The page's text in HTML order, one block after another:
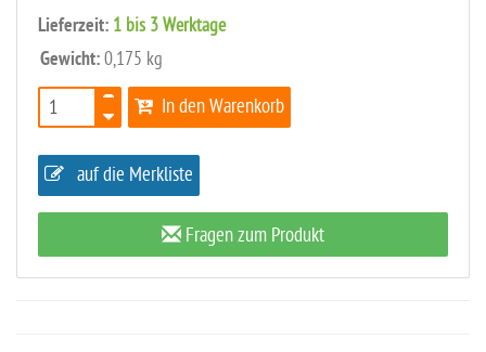
Lieferzeit: 1 bis 3 Werktage
Gewicht: 0,175 kg
In den Warenkorb
auf die Merkliste
Fragen zum Produkt